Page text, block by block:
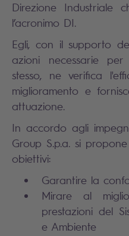
Direzione Industriale
l’acronimo DI.
Egli, con il supporto
azioni necessarie
stesso, ne verifica
miglioramento e
attuazione.
In accordo agli
Group S.p.a. si
obiettivi:
Garantire la
Mirare al
prestazioni del
e Ambiente